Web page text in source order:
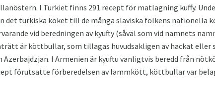
I Turkiet finns 291 recept för matlagning kuffy.
det turkiska köket till de många slaviska folkens nationella
vid beredningen av kyufty (såväl som vid namnets
är köttbullar, som tillagas huvudsakligen av hackat
Azerbajdzjan. I Armenien är kyuftu vanligtvis beredd från
förutsatte förberedelsen av lammkött, köttbullar var